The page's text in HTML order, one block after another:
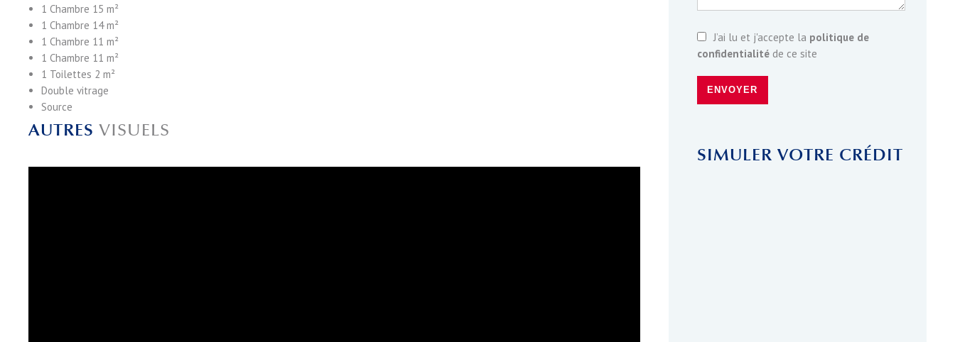
1 Chambre 15 m²
1 Chambre 14 m²
1 Chambre 11 m²
1 Chambre 11 m²
1 Toilettes 2 m²
Double vitrage
Source
AUTRES VISUELS
J’ai lu et j'accepte la politique de
confidentialitéde ce site
ENVOYER
SIMULER VOTRE CRÉDIT